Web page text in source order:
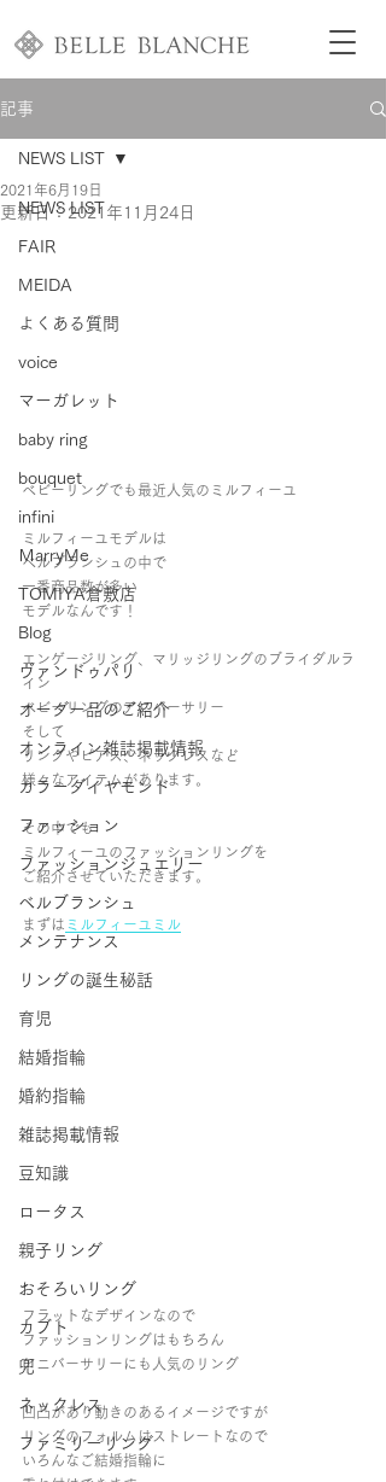
記事
NEWS LIST
FAIR
MEIDA
よくある質問
voice
マーガレット
baby ring
bouquet
infini
ＭarryMe
TOMIYA倉敷店
Blog
ヴァンドゥパリ
オーダー品のご紹介
オンライン雑誌掲載情報
カラーダイヤモンド
ファッション
ファッションジュエリー
ベルブランシュ
メンテナンス
リングの誕生秘話
育児
結婚指輪
婚約指輪
雑誌掲載情報
豆知識
ロータス
親子リング
おそろいリング
カブト
兜
ネックレス
ファミリーリング
NEWS LIST
2021年6月19日
更新日： 2021年11月24日
ベビーリングでも最近人気のミルフィーユ
ミルフィーユモデルは
ベルブランシュの中で
一番商品数が多い
モデルなんです！
エンゲージリング、マリッジリングのブライダルラ
イン
ベビーリングのアニバーサリー
そして
リングやピアス、ネックレスなど
様々なアイテムがあります。
その中でも
ミルフィーユのファッションリングを
ご紹介させていただきます。
まずは ミルフィーユミル
フラットなデザインなので
ファッションリングはもちろん
アニバーサリーにも人気のリング
凹凸があり動きのあるイメージですが
リングのフォルムはストレートなので
いろんなご結婚指輪に